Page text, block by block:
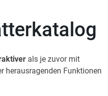
als je zuvor mit
herausragenden Funktionen